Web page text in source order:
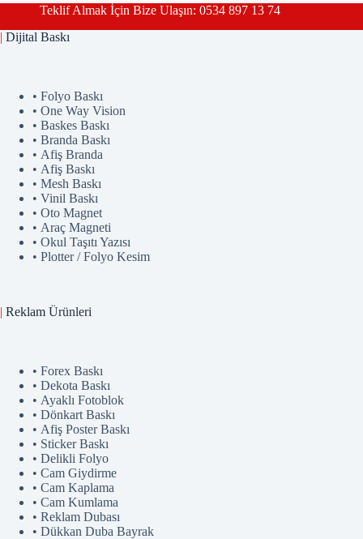
Teklif Almak İçin Bize Ulaşın: 0534 897 13 74
| Dijital Baskı
• Folyo Baskı
• One Way Vision
• Baskes Baskı
• Branda Baskı
• Afiş Branda
• Afiş Baskı
• Mesh Baskı
• Vinil Baskı
• Oto Magnet
• Araç Magneti
• Okul Taşıtı Yazısı
• Plotter / Folyo Kesim
| Reklam Ürünleri
• Forex Baskı
• Dekota Baskı
• Ayaklı Fotoblok
• Dönkart Baskı
• Afiş Poster Baskı
• Sticker Baskı
• Delikli Folyo
• Cam Giydirme
• Cam Kaplama
• Cam Kumlama
• Reklam Dubası
• Dükkan Duba Bayrak